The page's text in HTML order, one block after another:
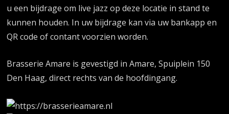
u een bijdrage om live jazz op deze locatie in stand te
kunnen houden. In uw bijdrage kan via uw bankapp en
QR code of contant voorzien worden.
Brasserie Amare is gevestigd in Amare, Spuiplein 150
Den Haag, direct rechts van de hoofdingang.